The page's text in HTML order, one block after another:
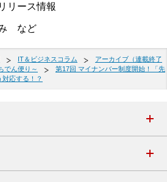
リース情報
み など
IT＆ビジネスコラム
アーカイブ（連載終了
でん便り～
第17回 マイナンバー制度開始！「先
応する！？